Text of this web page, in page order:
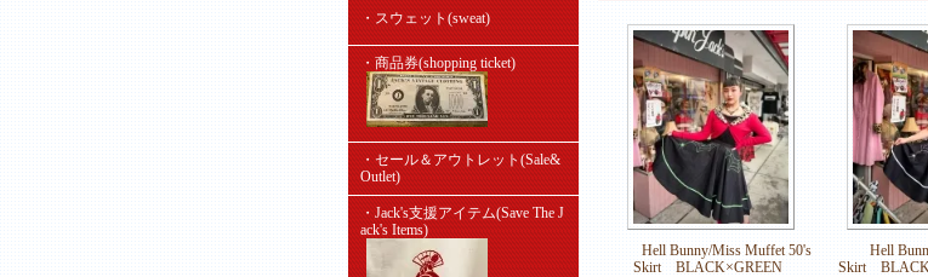
・スウェット(sweat)
・商品券(shopping ticket)
・セール＆アウトレット(Sale&
Outlet)
・Jack's支援アイテム(Save The J
ack's Items)
Hell Bunny/Miss Muffet 50's
Skirt BLACK×GREEN
Hell
Skirt